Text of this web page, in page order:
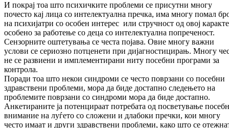
И покрај тоа што психичките проблеми се присутни многу
почесто кај лица со интелектуална пречка, има многу помал
на психијатри со особен интерес или стручност од овој
особено за работење со деца со интелектуална попреченост.
Сензорните оштетувања се честа појава. Овие многу важни
услови се сериозно потценети при дијагностицирањ. Многу
не се развиени и имплементирани ниту посебни програми за
контрола.
Поради тоа што некои синдроми се често поврзани со посебни
здравствени проблеми, мора да биде достапно следењето на
проблемите поврзани со синдроми мора да биде достапно.
Анкетираните ја потенцираат потребата од посветување
внимание на луѓето со сложени и длабоки пречки, кои многу
често имаат и други здравствени проблеми, како што се